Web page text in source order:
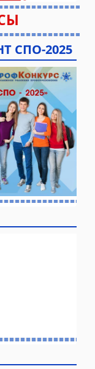
СПО-2025